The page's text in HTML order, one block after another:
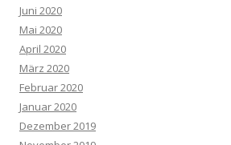
Juni 2020
Mai 2020
April 2020
März 2020
Februar 2020
Januar 2020
Dezember 2019